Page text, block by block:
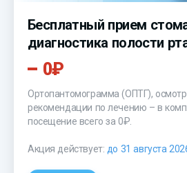
Бесплатный прием
диагностика полости
0₽
Ортопантомограмма (ОПТГ), осмотр
рекомендации по лечению – в
посещение всего за 0₽.
Акция действует: до 31 августа